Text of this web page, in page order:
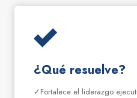
¿Qué resuelve?
✓Fortalece el liderazgo